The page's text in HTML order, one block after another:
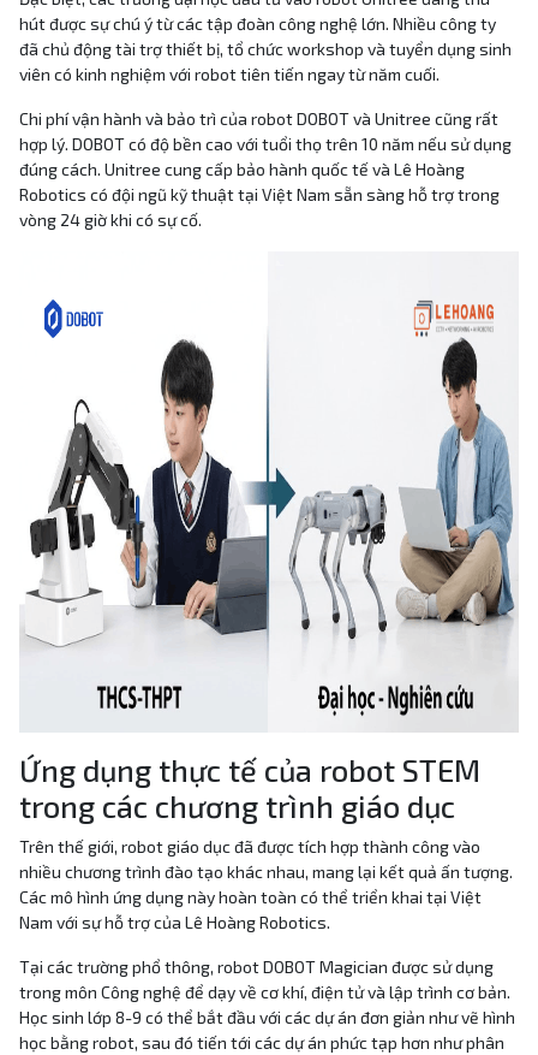
hút được sự chú ý từ các tập đoàn công nghệ lớn. Nhiều công ty
đã chủ động tài trợ thiết bị, tổ chức workshop và tuyển dụng sinh
viên có kinh nghiệm với robot tiên tiến ngay từ năm cuối.
Chi phí vận hành và bảo trì của robot DOBOT và Unitree cũng rất
hợp lý. DOBOT có độ bền cao với tuổi thọ trên 10 năm nếu sử dụng
đúng cách. Unitree cung cấp bảo hành quốc tế và Lê Hoàng
Robotics có đội ngũ kỹ thuật tại Việt Nam sẵn sàng hỗ trợ trong
vòng 24 giờ khi có sự cố.
Ứng dụng thực tế của robot STEM
trong các chương trình giáo dục
Trên thế giới, robot giáo dục đã được tích hợp thành công vào
nhiều chương trình đào tạo khác nhau, mang lại kết quả ấn tượng.
Các mô hình ứng dụng này hoàn toàn có thể triển khai tại Việt
Nam với sự hỗ trợ của Lê Hoàng Robotics.
Tại các trường phổ thông, robot DOBOT Magician được sử dụng
trong môn Công nghệ để dạy về cơ khí, điện tử và lập trình cơ bản.
Học sinh lớp 8-9 có thể bắt đầu với các dự án đơn giản như vẽ hình
học bằng robot, sau đó tiến tới các dự án phức tạp hơn như phân